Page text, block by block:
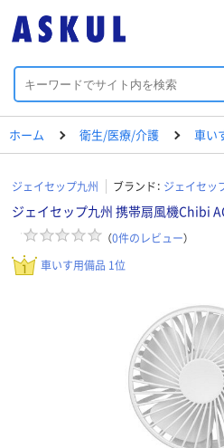
ホーム 衛生/医療/介護 車い
ジェイセップ九州 ブランド： ジェイセッ
ジェイセップ九州 携帯扇風機Chibi
（0件のレビュー）
車いす用備品 1位